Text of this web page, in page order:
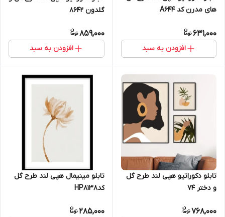
های مدرن کد A644
631,000
افزودن به سبد
گلدون 8642
859,000
افزودن به سبد
تابلو دکوراتیو هپی لند طرح گل
و دختر 74
768,000
تابلو مینیمال هپی لند طرح گل
کدHP8138
285,000